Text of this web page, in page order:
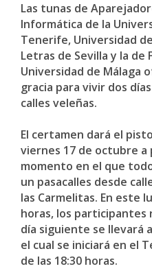
Las tunas de
Informática de la
Tenerife, Universidad
Letras de Sevilla y la de
Universidad de Málaga
gracia para vivir dos
calles veleñas.
El certamen dará el
viernes 17 de octubre a
momento en el que
un pasacalles desde
las Carmelitas. En este
horas, los participantes
día siguiente se llevará
el cual se iniciará en el
de las 18:30 horas.